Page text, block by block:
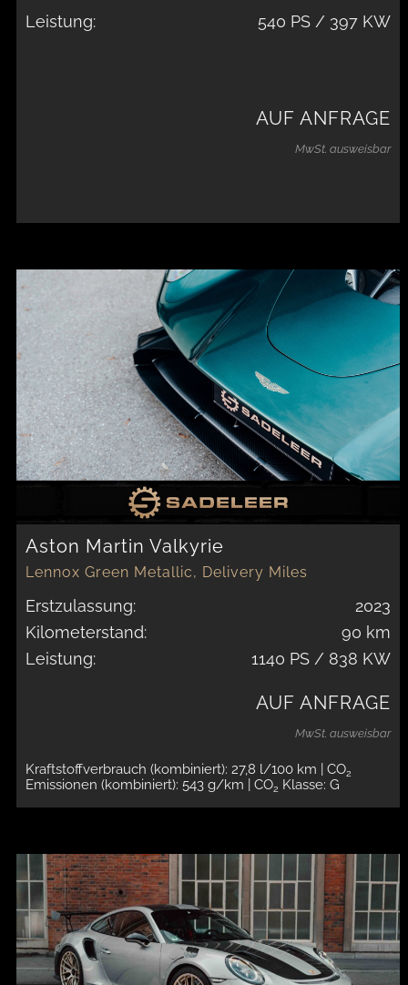
Leistung: 540 PS / 397 KW
AUF ANFRAGE
MwSt. ausweisbar
Aston Martin Valkyrie
Lennox Green Metallic, Delivery Miles
Erstzulassung:
2023
Kilometerstand:
90 km
Leistung:
1140 PS / 838 KW
AUF ANFRAGE
MwSt. ausweisbar
Kraftstoffverbrauch (kombiniert): 27,8 l/100 km | CO2
Emissionen (kombiniert): 543 g/km | CO2 Klasse: G